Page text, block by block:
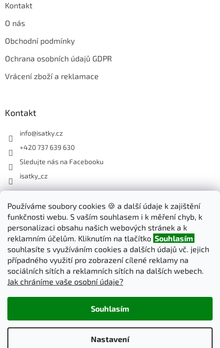
Používáme soubory cookies 🍪 a další údaje k zajištění
funkčnosti webu. S vaším souhlasem i k měření chyb, k
personalizaci obsahu našich webových stránek a k
reklamním účelům. Kliknutím na tlačítko Souhlasím
souhlasíte s využíváním cookies a dalších údajů vč. jejich
případného využití pro zobrazení cílené reklamy na
sociálních sítích a reklamních sítích na dalších webech.
Jak chráníme vaše osobní údaje?
Nastavení
Souhlasím
Kontakt
O nás
Obchodní podmínky
Ochrana osobních údajů GDPR
Vrácení zboží a reklamace
Kontakt
info@isatky.cz
+420 737 639 630
Sledujte nás na Facebooku
isatky_cz
Odebírat newsletter
Vložte svůj e-mail a my vám budeme zasílat informace o nových
produktech na našem e-shopu.
E-mail
PŘIHLÁSIT SE